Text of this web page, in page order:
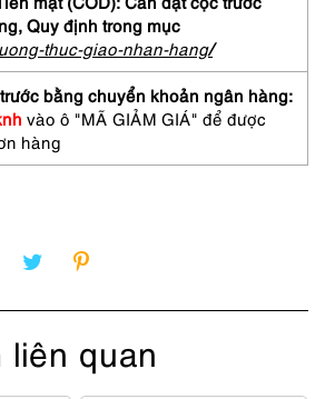
Quy định trong mục
thuc-giao-nhan-hang/
bằng chuyển khoản ngân hàng:
vào ô "MÃ GIẢM GIÁ" để được
hàng
liên quan